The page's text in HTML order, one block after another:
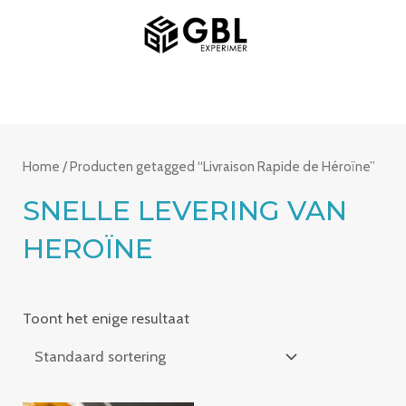
HOOFDMENU
Home / Producten getagged “Livraison Rapide de Héroïne”
SNELLE LEVERING VAN
HEROÏNE
Toont het enige resultaat